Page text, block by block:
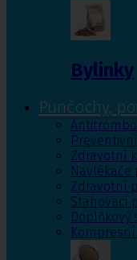
Bylinky
Punčochy,
Zdravotní
Navlékače
Zdravotní
Stahovací